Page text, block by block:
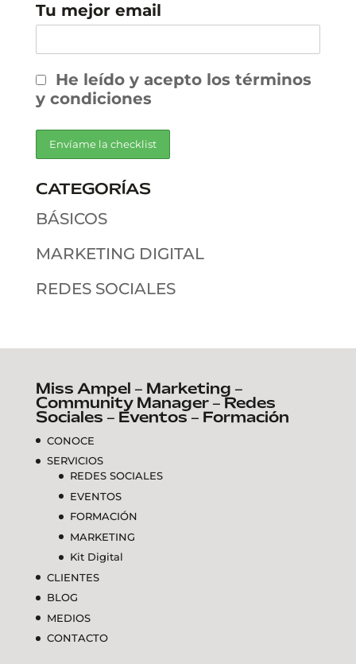
Tu mejor email
He leído y acepto los términos
y condiciones
CATEGORÍAS
BÁSICOS
MARKETING DIGITAL
REDES SOCIALES
Miss Ampel – Marketing –
Community Manager – Redes
Sociales – Eventos – Formación
CONOCE
SERVICIOS
REDES SOCIALES
EVENTOS
FORMACIÓN
MARKETING
Kit Digital
CLIENTES
BLOG
MEDIOS
CONTACTO